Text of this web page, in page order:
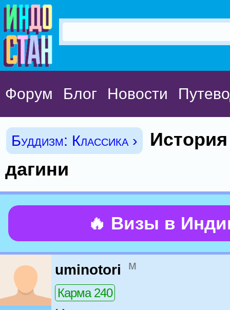
Форум Блог Новости
Буддизм: Классика ›
дагини
🔥 Визы в
uminotori м
Карма 240